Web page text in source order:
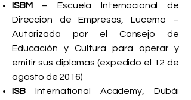
ISBM– Escuela Internacional de
Dirección de Empresas, Lucerna –
Autorizada por el Consejo de
Educación y Cultura para operar y
emitir sus diplomas (expedido el 12 de
agosto de 2016)
ISBInternational Academy, Dubái